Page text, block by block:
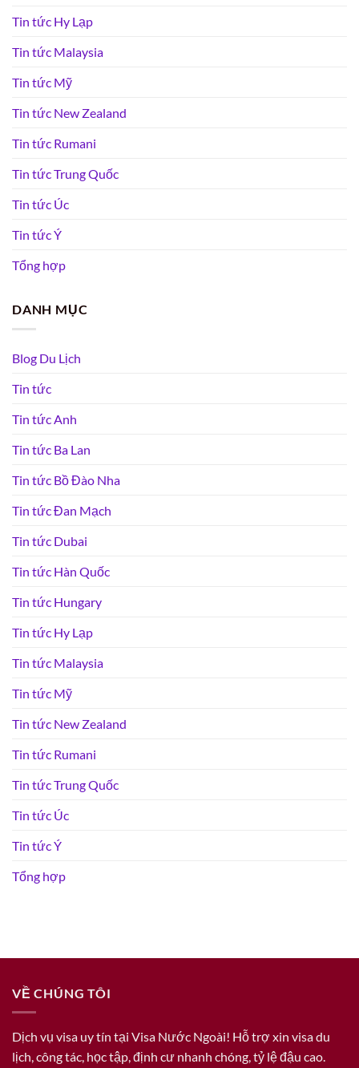
Tin tức Hy Lạp
Tin tức Malaysia
Tin tức Mỹ
Tin tức New Zealand
Tin tức Rumani
Tin tức Trung Quốc
Tin tức Úc
Tin tức Ý
Tổng hợp
DANH MỤC
Blog Du Lịch
Tin tức
Tin tức Anh
Tin tức Ba Lan
Tin tức Bồ Đào Nha
Tin tức Đan Mạch
Tin tức Dubai
Tin tức Hàn Quốc
Tin tức Hungary
Tin tức Hy Lạp
Tin tức Malaysia
Tin tức Mỹ
Tin tức New Zealand
Tin tức Rumani
Tin tức Trung Quốc
Tin tức Úc
Tin tức Ý
Tổng hợp
VỀ CHÚNG TÔI
Dịch vụ visa uy tín tại Visa Nước Ngoài! Hỗ trợ xin visa du
lịch, công tác, học tập, định cư nhanh chóng, tỷ lệ đậu cao.